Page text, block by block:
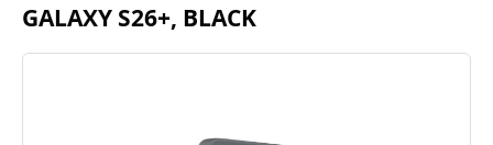
GALAXY S26+, BLACK